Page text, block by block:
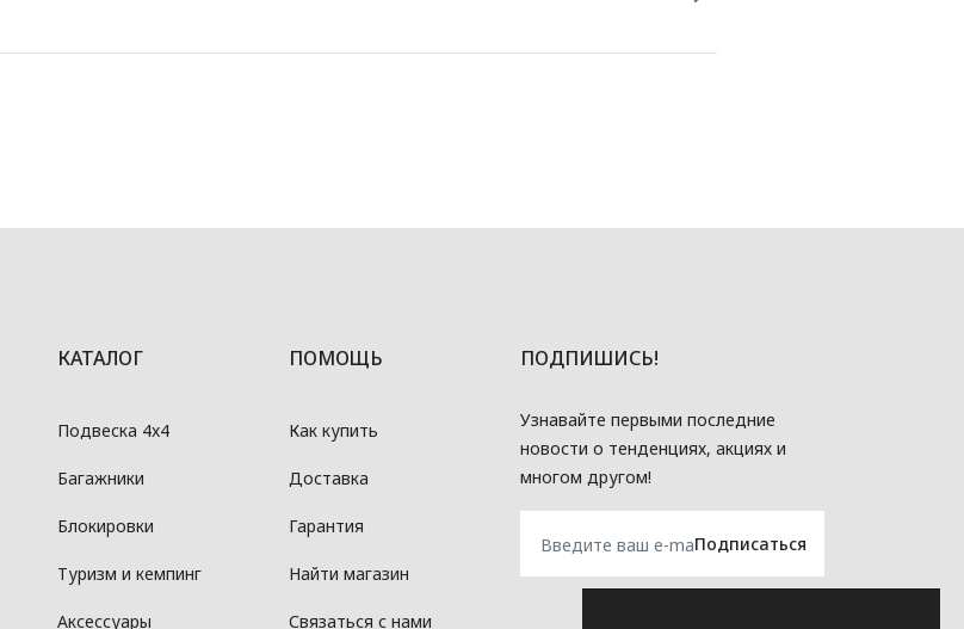
КАТАЛОГ
Подвеска 4x4
Багажники
Блокировки
Туризм и кемпинг
Аксессуары
ПОМОЩЬ
Как купить
Доставка
Гарантия
Найти магазин
Связаться с нами
ПОДПИШИСЬ!
Узнавайте первыми последние
новости о тенденциях, акциях и
многом другом!